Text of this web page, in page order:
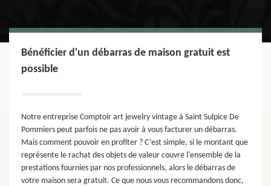
Bénéficier d'un débarras de maison gratuit est
possible
Notre entreprise Comptoir art jewelry vintage à Saint Sulpice De
Pommiers peut parfois ne pas avoir à vous facturer un débarras.
Mais comment pouvoir en profiter ? C’est simple, si le montant que
représente le rachat des objets de valeur couvre l'ensemble de la
prestations fournies par nos professionnels, alors le débarras de
votre maison sera gratuit. Ce que nous vous recommandons donc,